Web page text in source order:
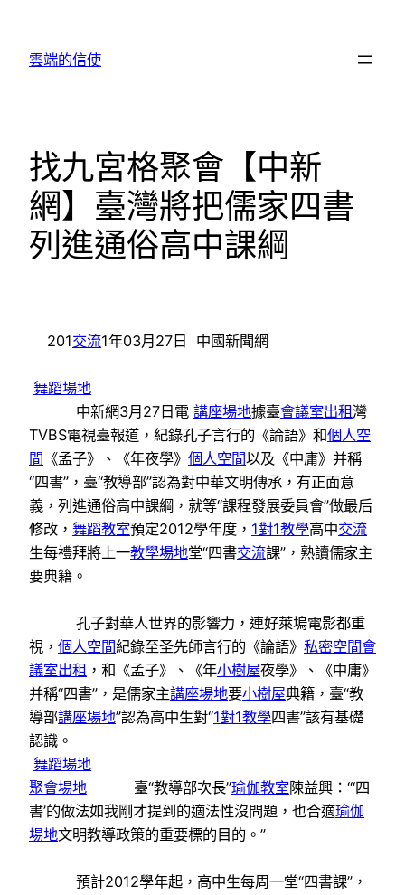
雲端的信使
找九宮格聚會【中新
網】臺灣將把儒家四書
列進通俗高中課綱
201交流1年03月27日 中國新聞網
舞蹈場地
中新網3月27日電 講座場地據臺會議室出租 灣
TVBS電視臺報道，紀錄孔子言行的《論語》和個人空
間 《孟子》、《年夜學》 個人空間以及《中庸》并稱
“四書”，臺“教導部”認為對中華文明傳承，有正面意
義，列進通俗高中課綱，就等“課程發展委員會”做最后
修改， 舞蹈教室預定2012學年度， 1對1教學高中交流
生每禮拜將上一教學場地堂“四書交流課”，熟讀儒家主
要典籍。
孔子對華人世界的影響力，連好萊塢電影都重
視， 個人空間紀錄至圣先師言行的《論語》 私密空間會
議室出租 ，和《孟子》、《年小樹屋夜學》、《中庸》
并稱“四書”，是儒家主講座場地要小樹屋典籍，臺“教
導部講座場地”認為高中生對“1對1教學四書”該有基礎
認識。
舞蹈場地
聚會場地 臺“教導部次長”瑜伽教室陳益興：“‘四
書’的做法如我剛才提到的適法性沒問題，也合適瑜伽
場地文明教導政策的重要標的目的。”
預計2012學年起，高中生每周一堂“四書課”，